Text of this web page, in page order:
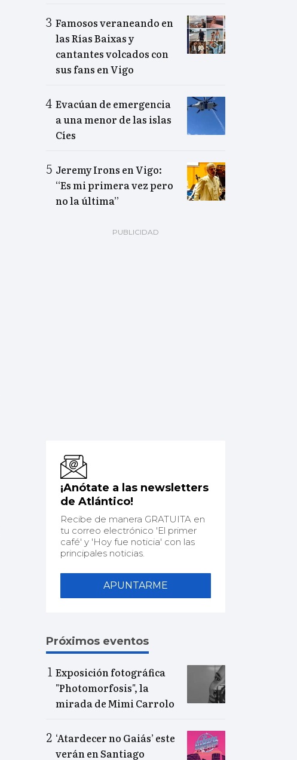
Famosos veraneando en
las Rías Baixas y
cantantes volcados con
sus fans en Vigo
Evacúan de emergencia
a una menor de las islas
Cíes
Jeremy Irons en Vigo:
“Es mi primera vez pero
no la última”
¡Anótate a las newsletters
de Atlántico!
Recibe de manera GRATUITA en
tu correo electrónico 'El primer
café' y 'Hoy fue noticia' con las
principales noticias.
APUNTARME
Próximos eventos
Exposición fotográfica
"Photomorfosis", la
mirada de Mimi Carrolo
‘Atardecer no Gaiás’ este
verán en Santiago